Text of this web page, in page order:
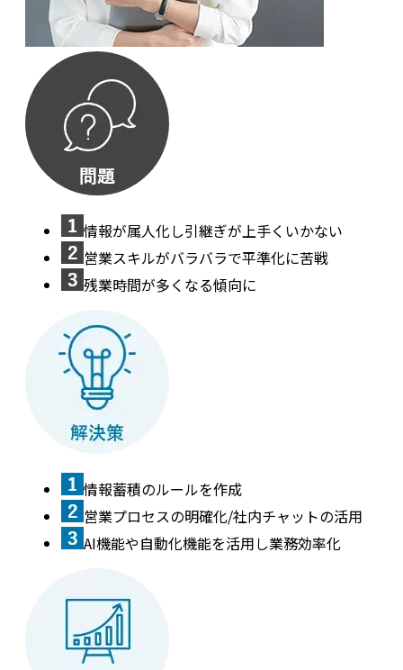
情報が属人化し引継ぎが上手くいかない
営業スキルがバラバラで平準化に苦戦
残業時間が多くなる傾向に
情報蓄積のルールを作成
営業プロセスの明確化/社内チャットの活用
AI機能や自動化機能を活用し業務効率化